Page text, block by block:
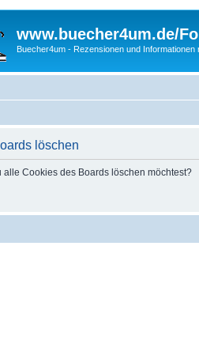
www.buecher4um.de/
Buecher4um - Rezensionen und Informationen
löschen
alle Cookies des Boards löschen möchtest?